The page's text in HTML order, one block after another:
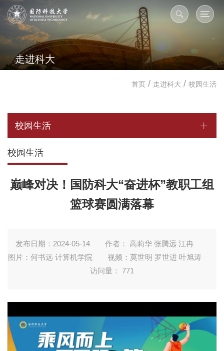
走进科大
首页 / 走进科大 / 校园生活
校园生活
校园生活
巅峰对决！国防科大“奋进杯”教职工组
篮球赛圆满落幕
发布日期：2024-05-14
作者： 高莉华 张腾远 江冉
图片：何书远 计算机学院
视频：莫世明 罗世进 叶旭涛
访问量： 771